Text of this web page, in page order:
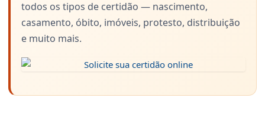
todos os tipos de certidão — nascimento,
casamento, óbito, imóveis, protesto, distribuição
e muito mais.